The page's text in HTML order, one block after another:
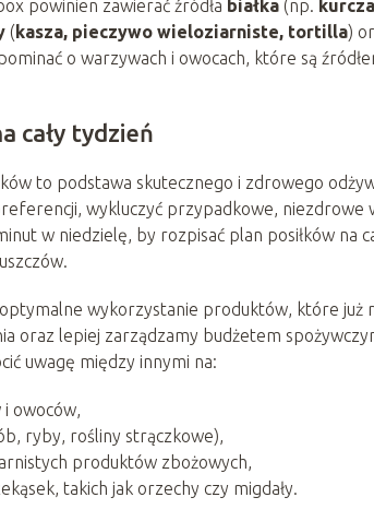
powinien zawierać źródła białka (np.
(kasza, pieczywo wieloziarniste, tortilla)
o warzywach i owocach, które są
cały tydzień
to podstawa skutecznego i zdrowego
wykluczyć przypadkowe, niezdrowe
w niedzielę, by rozpisać plan posiłków na
wykorzystanie produktów, które już
oraz lepiej zarządzamy budżetem
uwagę między innymi na:
owoców,
ryby, rośliny strączkowe),
produktów zbożowych,
takich jak orzechy czy migdały.